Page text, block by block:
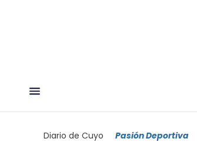
Diario de Cuyo Pasión Deportiva